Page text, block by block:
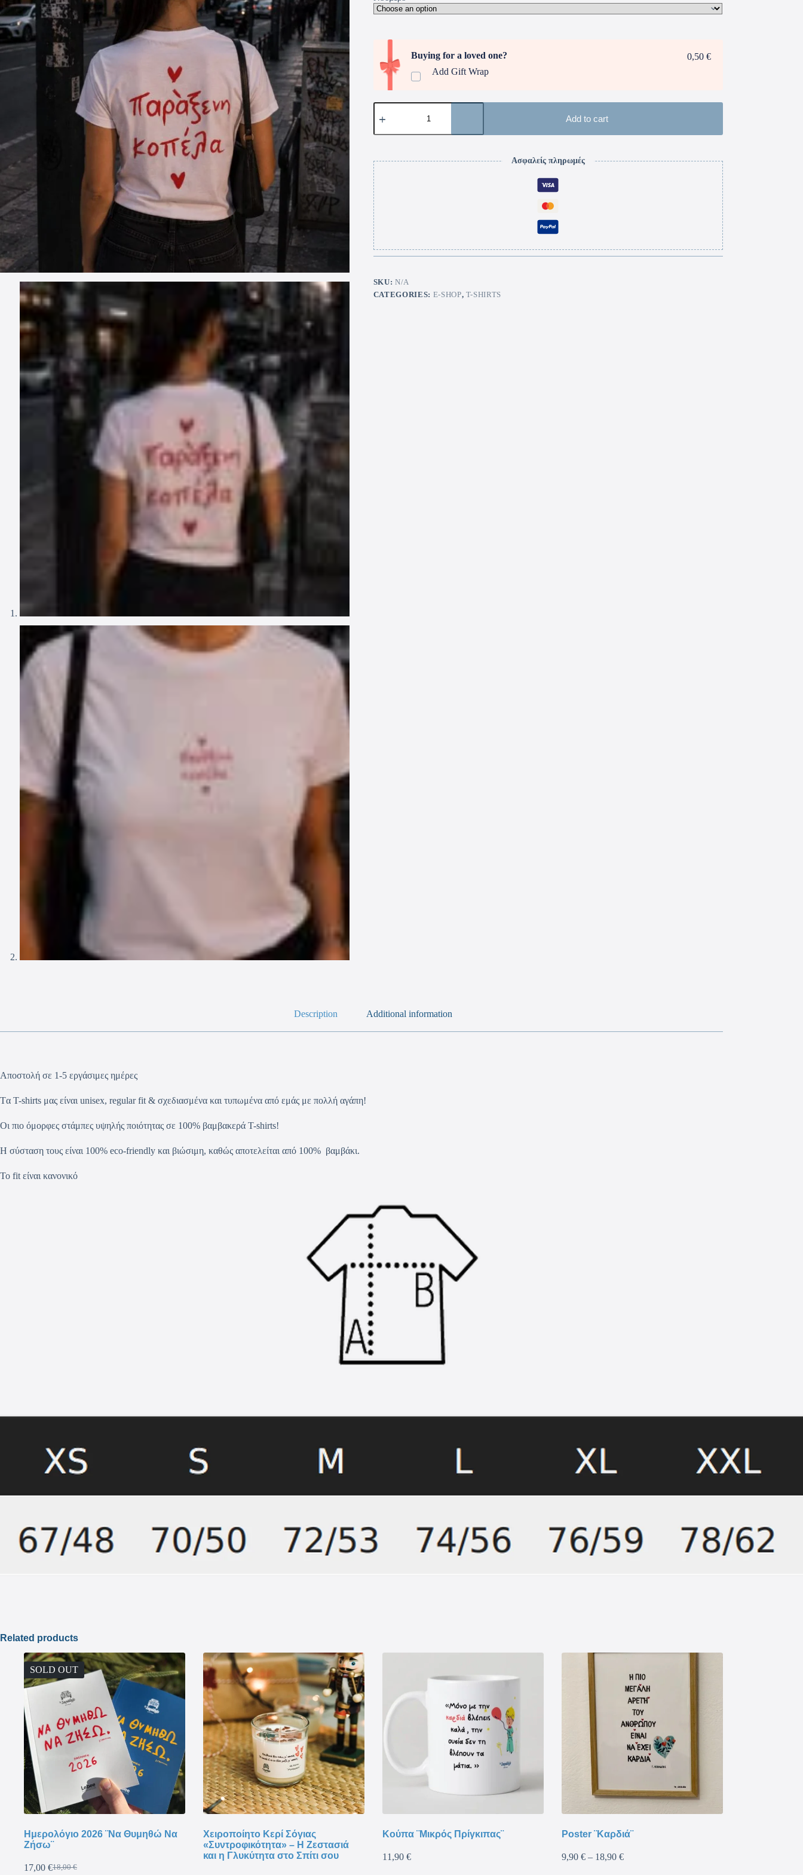
Buying for a loved one?
Add Gift Wrap
0,50 €
Add to cart
Ασφαλείς πληρωμές
SKU:N/A
CATEGORIES: E-SHOP, T-SHIRTS
Description Additional information
Αποστολή σε 1-5 εργάσιμες ημέρες
Tα T-shirts μας είναι unisex, regular fit & σχεδιασμένα και τυπωμένα από εμάς με πολλή αγάπη!
Οι πιο όμορφες στάμπες υψηλής ποιότητας σε 100% βαμβακερά T-shirts!
Η σύσταση τους είναι 100% eco-friendly και βιώσιμη, καθώς αποτελείται από 100% βαμβάκι.
Το fit είναι κανονικό
Related products
SOLD OUT
Ημερολόγιο 2026 ¨Να Θυμηθώ Να
Ζήσω¨
18,00€
17,00 €
Χειροποίητο Κερί Σόγιας
«Συντροφικότητα» – Η Ζεστασιά
και η Γλυκύτητα στο Σπίτι σου
Κούπα ¨Μικρός Πρίγκιπας¨
11,90 €
Poster ¨Καρδιά¨
9,90 € – 18,90 €